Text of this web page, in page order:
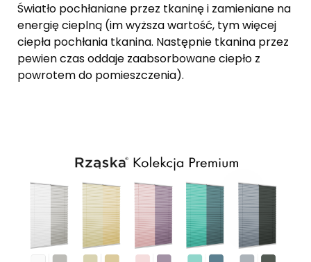
Światło pochłaniane przez tkaninę i zamieniane na
energię cieplną (im wyższa wartość, tym więcej
ciepła pochłania tkanina. Następnie tkanina przez
pewien czas oddaje zaabsorbowane ciepło z
powrotem do pomieszczenia).